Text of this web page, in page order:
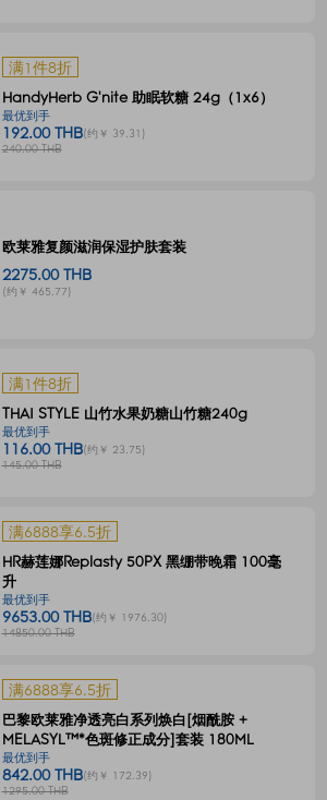
满1件8折
HandyHerb G'nite 助眠软糖 24g（1x6）
最优到手
192.00 THB(约￥ 39.31)
240.00 THB
欧莱雅复颜滋润保湿护肤套装
2275.00 THB
(约￥ 465.77)
满1件8折
THAI STYLE 山竹水果奶糖山竹糖240g
最优到手
116.00 THB(约￥ 23.75)
145.00 THB
满6888享6.5折
HR赫莲娜Replasty 50PX 黑绷带晚霜 100毫
升
最优到手
9653.00 THB(约￥ 1976.30)
14850.00 THB
满6888享6.5折
巴黎欧莱雅净透亮白系列焕白[烟酰胺 +
MELASYL™*色斑修正成分]套装 180ML
最优到手
842.00 THB(约￥ 172.39)
1295.00 THB